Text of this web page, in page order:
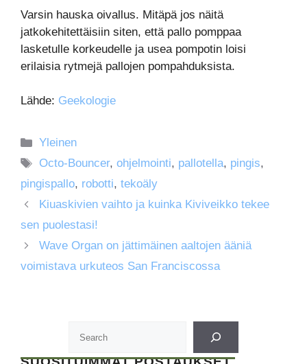
Varsin hauska oivallus. Mitäpä jos näitä
jatkokehitettäisiin siten, että pallo pomppaa
lasketulle korkeudelle ja usea pompotin loisi
erilaisia rytmejä pallojen pompahduksista.
Lähde: Geekologie
Kategoriat
Yleinen
Avainsanat
Octo-Bouncer,ohjelmointi, pallotella, pingis,
pingispallo, robotti, tekoäly
Kiuaskivien vaihto ja kuinka Kiviveikko tekee
sen puolestasi!
Wave Organ on jättimäinen aaltojen ääniä
voimistava urkuteos San Franciscossa